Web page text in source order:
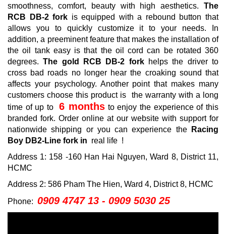
smoothness, comfort, beauty with high aesthetics. The
RCB DB-2 fork is equipped with a rebound button that
allows you to quickly customize it to your needs.
In
addition, a preeminent feature that makes the installation of
the oil tank easy is that the oil cord can be rotated 360
degrees.The gold RCB DB-2 forkhelps the driver to
cross bad roads no longer hear the croaking sound that
affects your psychology. Another point that makes many
customers choose this product is the warranty with a long
time of up to6 months to enjoy the experience of this
branded fork. Order online at our website with support for
nationwide shipping or you can experience the
Racing
Boy DB2-Line fork in real life !
Address 1: 158 -160 Han Hai Nguyen, Ward 8, District 11,
HCMC
Address 2: 586 Pham The Hien, Ward 4, District 8, HCMC
Phone: 0909 4747 13 - 0909 5030 25